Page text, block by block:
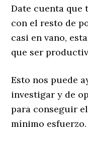
Date cuenta que
con el resto de
casi en vano,
que ser
Esto nos puede
investigar y de
para conseguir
mínimo esfuerzo.